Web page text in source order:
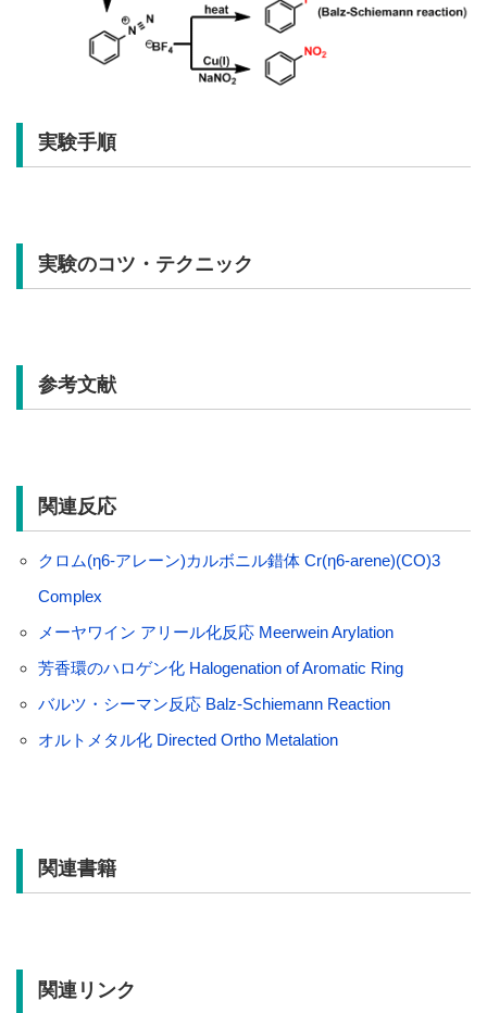
実験手順
実験のコツ・テクニック
参考文献
関連反応
クロム(η6-アレーン)カルボニル錯体 Cr(η6-arene)(CO)3
Complex
メーヤワイン アリール化反応 Meerwein Arylation
芳香環のハロゲン化 Halogenation of Aromatic Ring
バルツ・シーマン反応 Balz-Schiemann Reaction
オルトメタル化 Directed Ortho Metalation
関連書籍
関連リンク